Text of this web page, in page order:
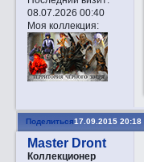
08.07.2026 00:40
Моя коллекция:
Поделиться17.09.2015 20:18
Master Dront
Коллекционер